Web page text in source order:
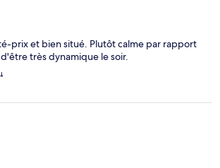
prix et bien situé. Plutôt calme par rapport
d'être très dynamique le soir.